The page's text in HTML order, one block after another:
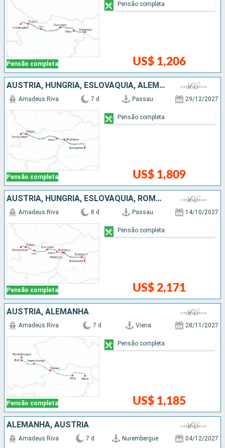
Pensão completa US$ 1,206
Pensão completa
AUSTRIA, HUNGRIA, ESLOVÁQUIA, ALEMANHA
Pensão completa
Amadeus Riva 7 d Passau 29/12/2027
US$ 1,809
Pensão completa
AUSTRIA, HUNGRIA, ESLOVÁQUIA, ROMÊNIA, ALEMANHA
Pensão completa
Amadeus Riva 8 d Passau 14/10/2027
US$ 2,171
Pensão completa
AUSTRIA, ALEMANHA
Pensão completa
Amadeus Riva 7 d Viena 28/11/2027
US$ 1,185
Pensão completa
ALEMANHA, AUSTRIA
Amadeus Riva 7 d Nurembergue 04/12/2027